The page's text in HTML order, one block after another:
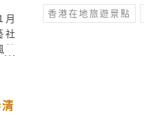
社
香港在地旅遊景點